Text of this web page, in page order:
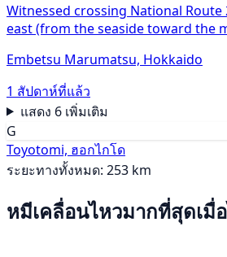
Witnessed crossing National
east (from the seaside toward the
Embetsu Marumatsu, Hokkaido
1 สัปดาห์ที่แล้ว
แสดง 6 เพิ่มเติม
G
Toyotomi, ฮอกไกโด
ระยะทางทั้งหมด: 253 km
หมีเคลื่อนไหวมากที่สุดเมื่